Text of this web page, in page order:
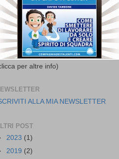
per altre info)
ALLA MIA NEWSLETTER
POST
2023 (1)
2019 (2)